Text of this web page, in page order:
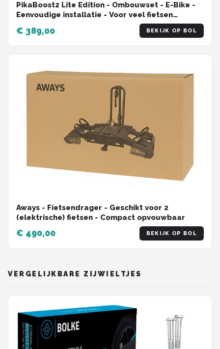
PikaBoost2 Lite Edition - Ombouwset - E-Bike -
Eenvoudige installatie - Voor veel fietsen
geschikt - Maak je fiets elekrisch
€ 389,00 BEKIJK OP BOL
Aways - Fietsendrager - Geschikt voor 2
(elektrische) fietsen - Compact opvouwbaar
€ 490,00 BEKIJK OP BOL
VERGELIJKBARE ZIJWIELTJES